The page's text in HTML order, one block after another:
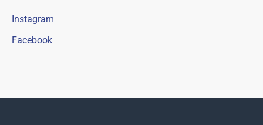
Instagram
Facebook